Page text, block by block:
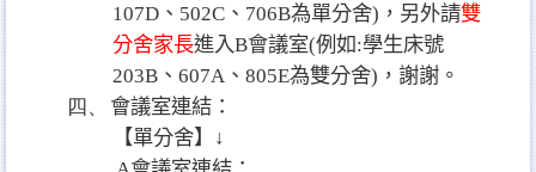
107D、 502C、 706B為單分舍) ，另外請雙
分舍家長進入B會議室(例如:學生床號
203B、 607A 、 805E為雙分舍) ，謝謝。
四、
會議室連結：
【單分舍】↓